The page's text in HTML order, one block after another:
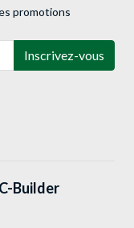
promotions
Inscrivez-vous
Builder